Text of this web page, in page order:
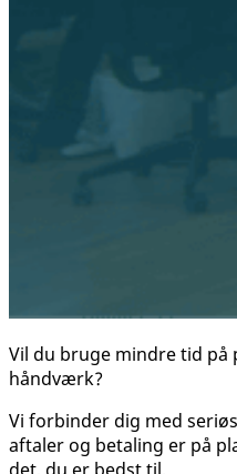
Vil du bruge mindre tid på
håndværk?
Vi forbinder dig med
aftaler og betaling er på